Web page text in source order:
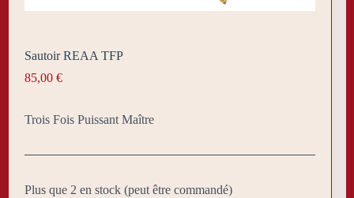
Sautoir REAA TFP
85,00 €
Trois Fois Puissant Maître
Plus que 2 en stock (peut être commandé)